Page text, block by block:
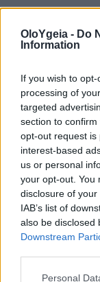
OloYgeia - Do
Information
If you wish to
processing of
targeted
section to
opt-out request is
interest-based
us or personal
your opt-out. You
disclosure of
IAB’s list of
also be disclosed
Downstream
Personal
Η
ενός μυός
ικανότητα
τενόντων,
αρθρικών
κάνετε:
για